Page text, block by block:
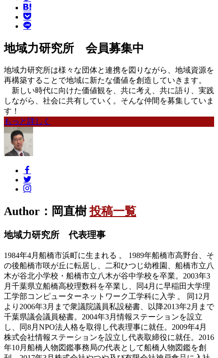
地域力研究所 会員募集中
地域力研究所は様々な団体と連携を図りながら、地域資源を
再構築することで地域に新たな価値を創造していきます。
新しい時代に向けた価値観を、共に考え、共に語り、実践
しながら、社会に共有していく。そんな仲間を募集していま
す！
もっと詳しく
Author：岡直樹投稿一覧
地域力研究所 代表理事
1984年4月船橋市浜町に生まれる 。 1989年船橋市高野台、そ
の後船橋市咲が丘に転居し、二和ひつじ幼稚園、船橋市立八
木が谷北小学校・船橋市立八木が谷中学校を卒業。2003年3
月千葉県立船橋高校理数科を卒業し、同4月に早稲田大学理
工学部コンピューターネットワーク工学科に入学 。 同12月
より2006年3月まで衆議院議員私設秘書、以降2013年2月まで
千葉県議会議員秘書。2004年3月情報ステーションを設立
し、同8月NPO法人格を取得し代表理事に就任。2009年4月
株式会社情報ステーションを設立し代表取締役に就任。2016
年10月船橋人物図鑑事務局の代表として船橋人物図鑑を創